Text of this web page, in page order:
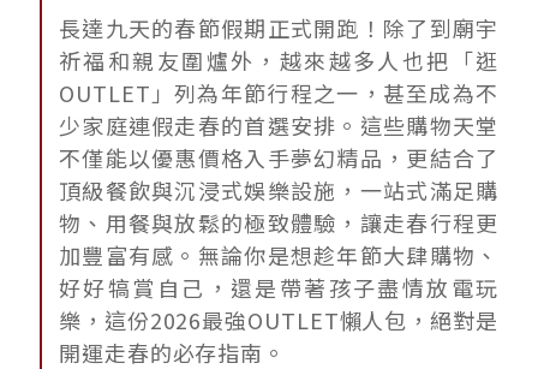
長達九天的春節假期正式開跑！除了到廟宇
祈福和親友圍爐外，越來越多人也把「逛
OUTLET」列為年節行程之一，甚至成為不
少家庭連假走春的首選安排。這些購物天堂
不僅能以優惠價格入手夢幻精品，更結合了
頂級餐飲與沉浸式娛樂設施，一站式滿足購
物、用餐與放鬆的極致體驗，讓走春行程更
加豐富有感。無論你是想趁年節大肆購物、
好好犒賞自己，還是帶著孩子盡情放電玩
樂，這份2026最強OUTLET懶人包，絕對是
開運走春的必存指南。